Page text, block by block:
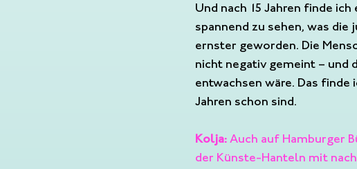
Und nach 15 Jahren finde
spannend zu sehen, was die
ernster geworden. Die
nicht negativ gemeint – und
entwachsen wäre. Das
Jahren schon sind.
Kolja: Auch auf Hamburger
der Künste-Hanteln mit